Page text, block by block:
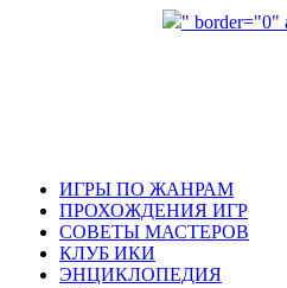
" border="0"
ИГРЫ ПО ЖАНРАМ
ПРОХОЖДЕНИЯ ИГР
СОВЕТЫ МАСТЕРОВ
КЛУБ ИКИ
ЭНЦИКЛОПЕДИЯ